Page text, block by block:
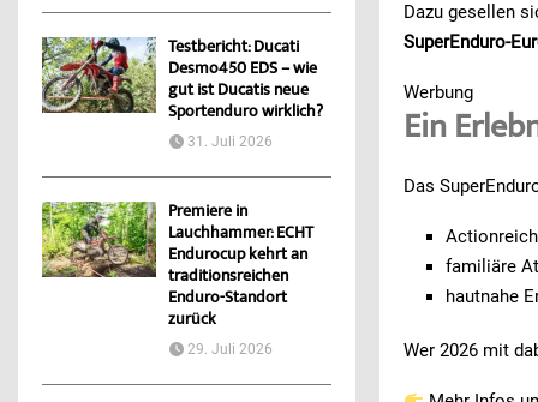
Dazu gesellen
SuperEnduro-
Werbung
Ein
Das
familiäre
hautnahe
Wer 2026 mit
Testbericht: Ducati
Desmo450 EDS – wie
gut ist Ducatis neue
Sportenduro wirklich?
31. Juli 2026
Premiere in
Lauchhammer: ECHT
Endurocup kehrt an
traditionsreichen
Enduro-Standort
zurück
29. Juli 2026